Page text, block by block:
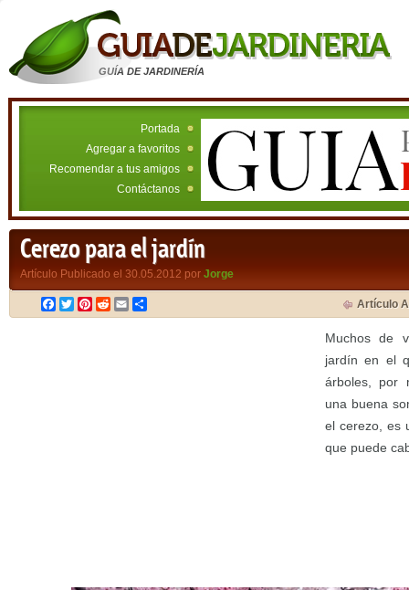
GUÍA DE JARDINERÍA
Portada
Agregar a favoritos
Recomendar a tus amigos
Contáctanos
Cerezo para el jardín
Artículo Publicado el 30.05.2012 por Jorge
Facebook
TwitterPinterest
RedditEmail Artículo
Muchos de
jardín en el
árboles, por
una buena
el cerezo, es
que puede